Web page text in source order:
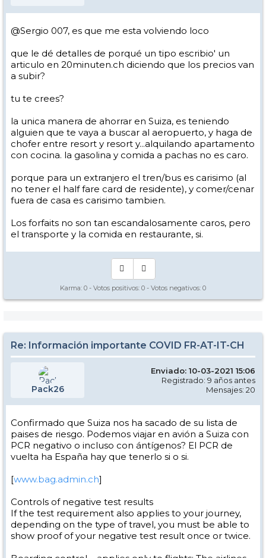
@Sergio 007, es que me esta volviendo loco
que le dé detalles de porqué un tipo escribio' un
articulo en 20minuten.ch diciendo que los precios van
a subir?
tu te crees?
la unica manera de ahorrar en Suiza, es teniendo
alguien que te vaya a buscar al aeropuerto, y haga de
chofer entre resort y resort y...alquilando apartamento
con cocina. la gasolina y comida a pachas no es caro.
porque para un extranjero el tren/bus es carisimo (al
no tener el half fare card de residente), y comer/cenar
fuera de casa es carisimo tambien.
Los forfaits no son tan escandalosamente caros, pero
el transporte y la comida en restaurante, si.
Karma: 0 - Votos positivos: 0 - Votos negativos: 0
Re: Información importante COVID FR-AT-IT-CH
Pack26
Enviado: 10-03-2021 15:06
Registrado: 9 años antes
Mensajes: 20
Confirmado que Suiza nos ha sacado de su lista de
paises de riesgo. Podemos viajar en avión a Suiza con
PCR negativo o incluso con ántígenos? El PCR de
vuelta ha España hay que tenerlo si o si.
[www.bag.admin.ch]
Controls of negative test results
If the test requirement also applies to your journey,
depending on the type of travel, you must be able to
show proof of your negative test result once or twice.